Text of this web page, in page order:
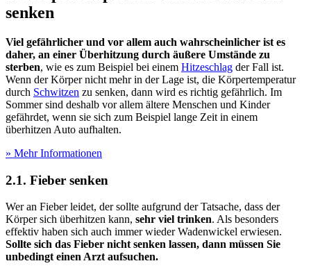
senken
Viel gefährlicher und vor allem auch wahrscheinlicher ist es
daher, an einer Überhitzung durch äußere Umstände zu
sterben, wie es zum Beispiel bei einem Hitzeschlag der Fall ist.
Wenn der Körper nicht mehr in der Lage ist, die Körpertemperatur
durch Schwitzen zu senken, dann wird es richtig gefährlich. Im
Sommer sind deshalb vor allem ältere Menschen und Kinder
gefährdet, wenn sie sich zum Beispiel lange Zeit in einem
überhitzen Auto aufhalten.
» Mehr Informationen
2.1. Fieber senken
Wer an Fieber leidet, der sollte aufgrund der Tatsache, dass der
Körper sich überhitzen kann, sehr viel trinken. Als besonders
effektiv haben sich auch immer wieder Wadenwickel erwiesen.
Sollte sich das Fieber nicht senken lassen, dann müssen Sie
unbedingt einen Arzt aufsuchen.